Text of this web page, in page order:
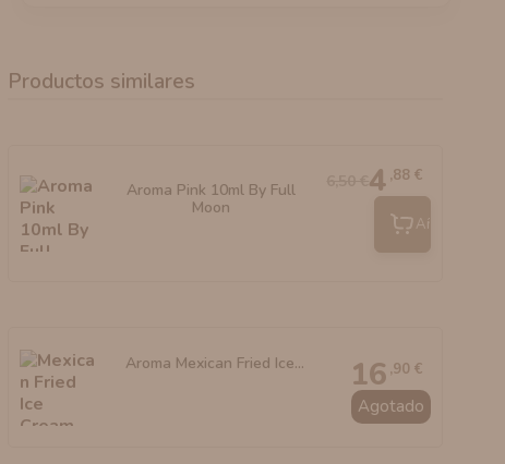
Productos similares
Aroma Pink 10ml By Full
Moon
4 ,88 €
Añadir
Aroma Mexican Fried Ice... 16 ,90 €
Agotado